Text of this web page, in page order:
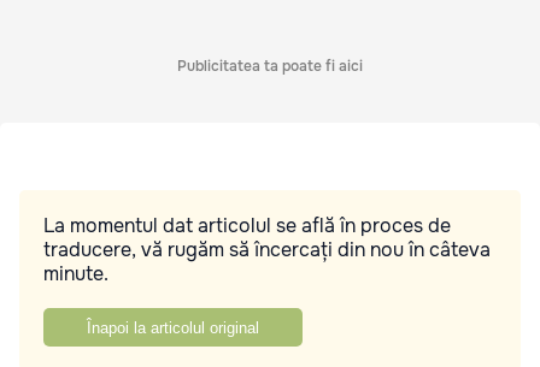
Publicitatea ta poate fi aici
La momentul dat articolul se află în proces de
traducere, vă rugăm să încercați din nou în câteva
minute.
Înapoi la articolul original